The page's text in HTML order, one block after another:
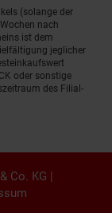
(solange der
nach
ist dem
jeglicher
oder sonstige
des Filial-
Co. KG |